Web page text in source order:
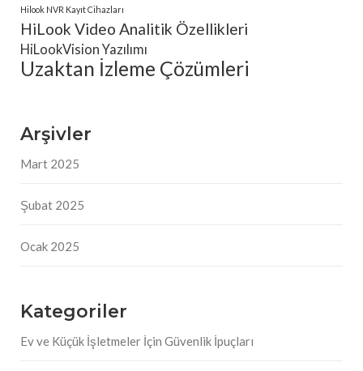
Hilook NVR Kayıt Cihazları
HiLook Video Analitik Özellikleri
HiLookVision Yazılımı
Uzaktan İzleme Çözümleri
Arşivler
Mart 2025
Şubat 2025
Ocak 2025
Kategoriler
Ev ve Küçük İşletmeler İçin Güvenlik İpuçları